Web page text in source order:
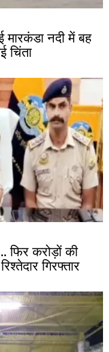
मारकंडा नदी में बह
चिंता
फिर करोड़ों की
गिरफ्तार